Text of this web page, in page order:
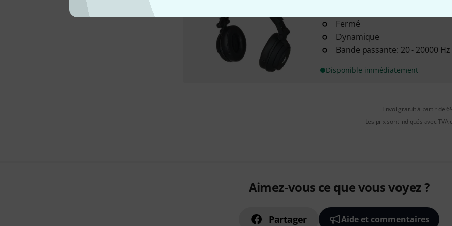
Fermé
Dynamique
Bande passante: 20 - 20000 Hz
Disponible immédiatement
Envoi gratuit à partir de
Les prix sont indiqués avec TVA
Aimez-vous ce que vous voyez ?
Partager Aide et commentaires